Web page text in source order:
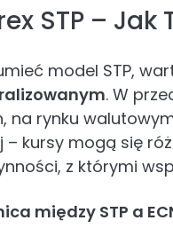
STP – Jak
model STP,
. W
na rynku
kursy mogą się
z którymi
między STP a